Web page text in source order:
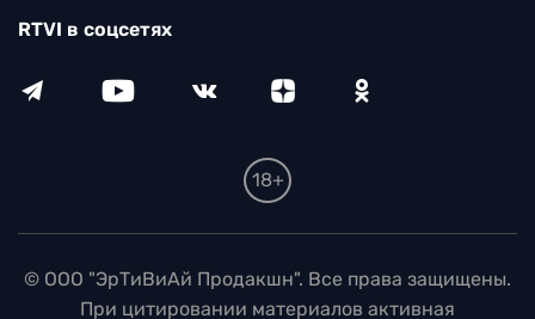
RTVI в соцсетях
18+
© ООО "ЭрТиВиАй Продакшн". Все права защищены.
При цитировании материалов активная